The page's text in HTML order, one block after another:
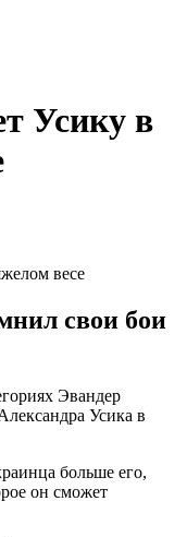
Усику в
свои бои
Эвандер
Усика в
больше его,
он сможет